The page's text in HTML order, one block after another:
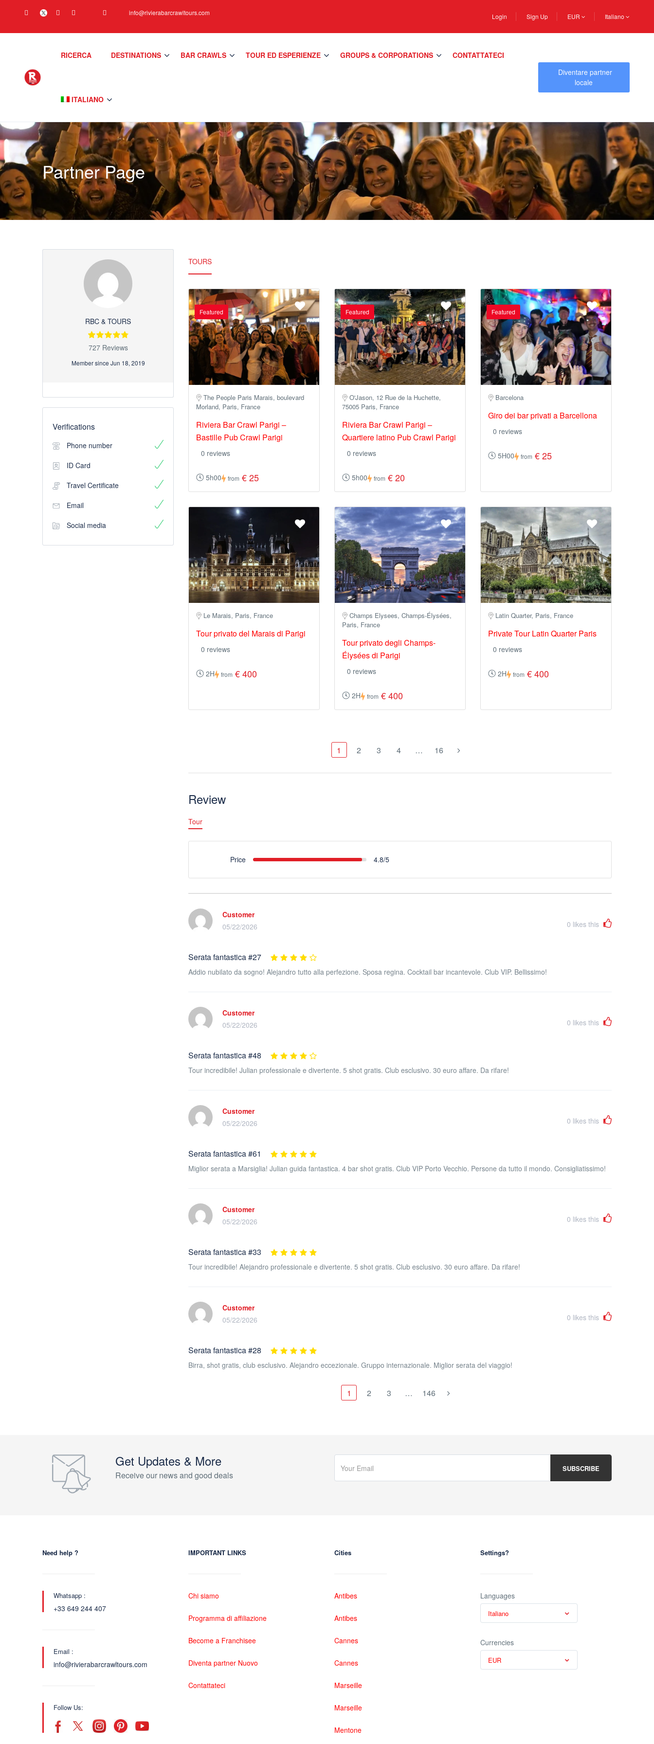
info@rivierabarcrawltours.com Login Sign Up EUR Italiano
RICERCA DESTINATIONS BAR CRAWLS TOUR ED ESPERIENZE GROUPS & CORPORATIONS CONTATTATECI
ITALIANO
Diventare partner
locale
Partner Page
RBC & TOURS
727 Reviews
Member since Jun 18, 2019
Verifications
Phone number
ID Card
Travel Certificate
Email
Social media
TOURS
Featured
The People Paris Marais, boulevard
Morland, Paris, France
Riviera Bar Crawl Parigi –
Bastille Pub Crawl Parigi
0 reviews
5h00 from € 25
Featured
O'Jason, 12 Rue de la Huchette,
75005 Paris, France
Riviera Bar Crawl Parigi –
Quartiere latino Pub Crawl Parigi
0 reviews
5h00 from € 20
Featured
Barcelona
Giro dei bar privati a Barcellona
0 reviews
5H00 from € 25
Le Marais, Paris, France
Tour privato del Marais di Parigi
0 reviews
2H from € 400
Champs Elysees, Champs-Élysées,
Paris, France
Tour privato degli Champs-
Élysées di Parigi
0 reviews
2H from € 400
Latin Quarter, Paris, France
Private Tour Latin Quarter Paris
0 reviews
2H from € 400
1 2 3 4 … 16
Review
Tour
Price 4.8/5
Customer
05/22/2026
0 likes this
Serata fantastica #27
Addio nubilato da sogno! Alejandro tutto alla perfezione. Sposa regina. Cocktail bar incantevole. Club VIP. Bellissimo!
Customer
05/22/2026
0 likes this
Serata fantastica #48
Tour incredibile! Julian professionale e divertente. 5 shot gratis. Club esclusivo. 30 euro affare. Da rifare!
Customer
05/22/2026
0 likes this
Serata fantastica #61
Miglior serata a Marsiglia! Julian guida fantastica. 4 bar shot gratis. Club VIP Porto Vecchio. Persone da tutto il mondo. Consigliatissimo!
Customer
05/22/2026
0 likes this
Serata fantastica #33
Tour incredibile! Alejandro professionale e divertente. 5 shot gratis. Club esclusivo. 30 euro affare. Da rifare!
Customer
05/22/2026
0 likes this
Serata fantastica #28
Birra, shot gratis, club esclusivo. Alejandro eccezionale. Gruppo internazionale. Miglior serata del viaggio!
1 2 3 … 146
Get Updates & More
Receive our news and good deals
Need help ?
Whatsapp :
+33 649 244 407
Email :
info@rivierabarcrawltours.com
Follow Us:
IMPORTANT LINKS
Chi siamo
Programma di affiliazione
Become a Franchisee
Diventa partner Nuovo
Contattateci
Cities
Antibes
Antibes
Cannes
Cannes
Marseille
Marseille
Mentone
Settings?
Languages
Italiano
Currencies
EUR